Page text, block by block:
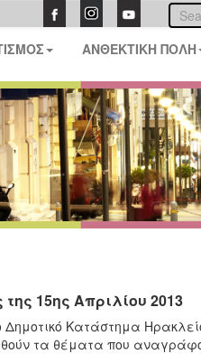
ΑΝΘΕΚΤΙΚΗ ΠΟΛΗ
15ης Απριλίου 2013
Δημοτικό Κατάστημα
τα θέματα που